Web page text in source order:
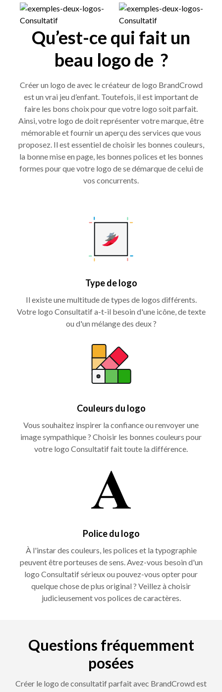
Qu’est-ce qui fait un
beau logo de ?
Créer un logo de avec le créateur de logo BrandCrowd
est un vrai jeu d’enfant. Toutefois, il est important de
faire les bons choix pour que votre logo soit parfait.
Ainsi, votre logo de doit représenter votre marque, être
mémorable et fournir un aperçu des services que vous
proposez. Il est essentiel de choisir les bonnes couleurs,
la bonne mise en page, les bonnes polices et les bonnes
formes pour que votre logo de se démarque de celui de
vos concurrents.
Type de logo
Il existe une multitude de types de logos différents.
Votre logo Consultatif a-t-il besoin d'une icône, de texte
ou d'un mélange des deux ?
Couleurs du logo
Vous souhaitez inspirer la confiance ou renvoyer une
image sympathique ? Choisir les bonnes couleurs pour
votre logo Consultatif fait toute la différence.
Police du logo
À l'instar des couleurs, les polices et la typographie
peuvent être porteuses de sens. Avez-vous besoin d'un
logo Consultatif sérieux ou pouvez-vous opter pour
quelque chose de plus original ? Veillez à choisir
judicieusement vos polices de caractères.
Questions fréquemment
posées
Créer le logo de consultatif parfait avec BrandCrowd est